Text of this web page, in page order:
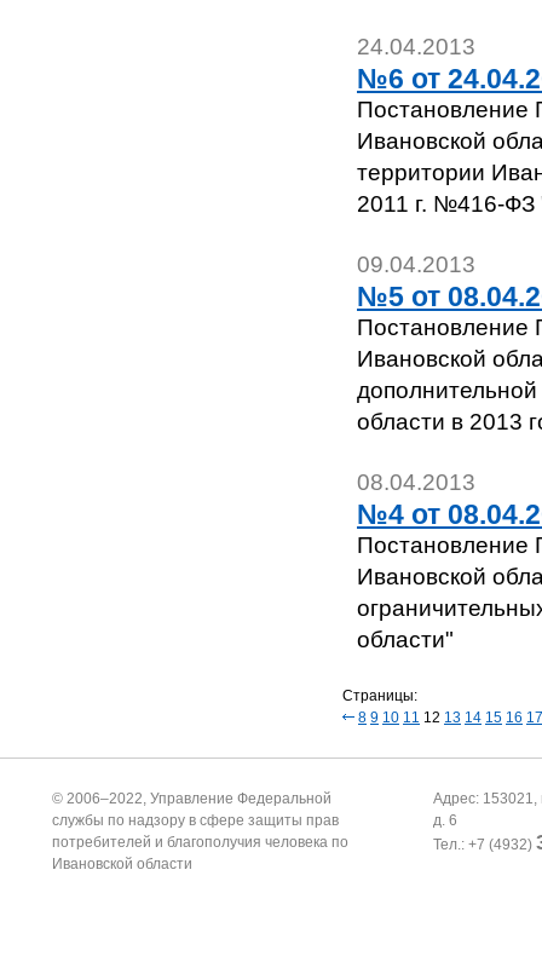
24.04.2013
№6 от
Постановление
Ивановской
территории
2011 г. №416-ФЗ
09.04.2013
№5 от
Постановление
Ивановской
области в 2013
08.04.2013
№4 от
Постановление
Ивановской
области"
Страницы:
8 9 10 11 12 13 14 15 16 17
© 2006–2022, Управление Федеральной
службы по надзору в сфере защиты прав
потребителей и благополучия человека по
Ивановской области
Адрес: 153021,
д. 6
Тел.: +7 (4932)